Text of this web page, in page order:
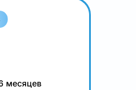
месяцев